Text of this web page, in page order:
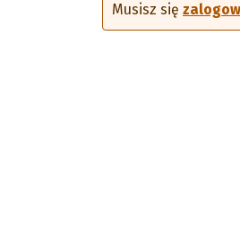
Musisz się